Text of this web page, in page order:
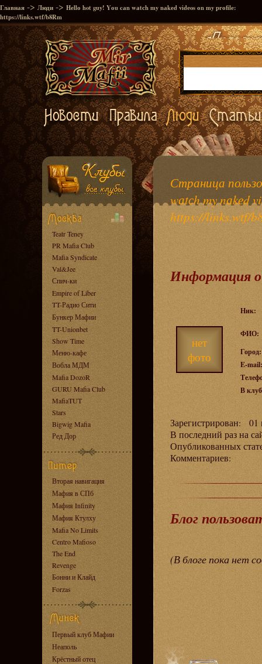
Главная -> Люди -> Hеllо hot guy! Yоu cаn wаtсh my nаkеd vidеos оn my рrоfilе:
https://links.wtf/b8Rm
Teatr Teney
PR Mafia Club
Mafia Syndicate
Val&Jee
Спич-ки
Empire of Liber
TT-Радио Сити
Бункер Мафии
TT-Unionbet
Show Time
Меню-кафе
Вобла МДМ
Mafia DozoR
GURU Mafia Club
MafiaTUT
Stars
Bigwig Mafia
Ред Дор
Вторая навигация
Мафия в СПб
Мафия Infinity
Мафия Ктулху
Mafia No Limits
Centro Mafioso
The End
Revenge
Бонни и Клайд
Forzas
Первый клуб Мафии
Неаполь
Крёстный отец
Страница
wаtсh my nаkеd
https://links.wtf/
Информация о
нет
фото
Ник:
ФИО:
Город:
E-mail:
В
Зарегистрирован: 01
В последний раз на
Опубликованных
Комментариев:
Блог
(В блоге пока нет